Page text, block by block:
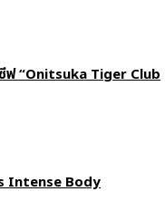
ฟ “Onitsuka Tiger Club
Intense Body